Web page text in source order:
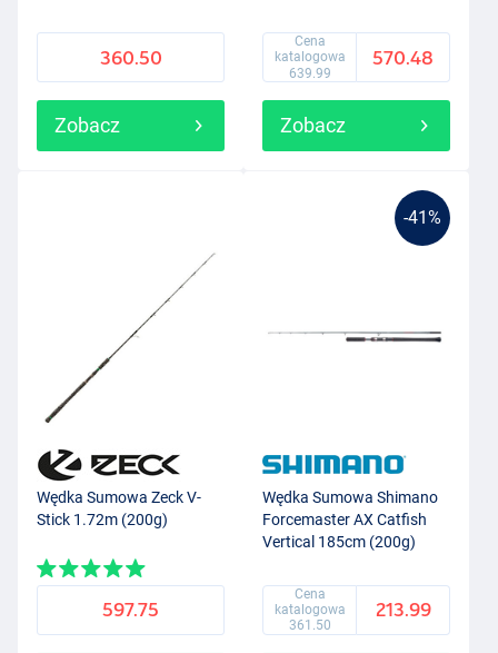
360.50
Zobacz
Cena
katalogowa
639.99
570.48
Zobacz
Wędka Sumowa Zeck V-
Stick 1.72m (200g)
597.75
-41%
Wędka Sumowa Shimano
Forcemaster AX Catfish
Vertical 185cm (200g)
Cena
katalogowa
361.50
213.99